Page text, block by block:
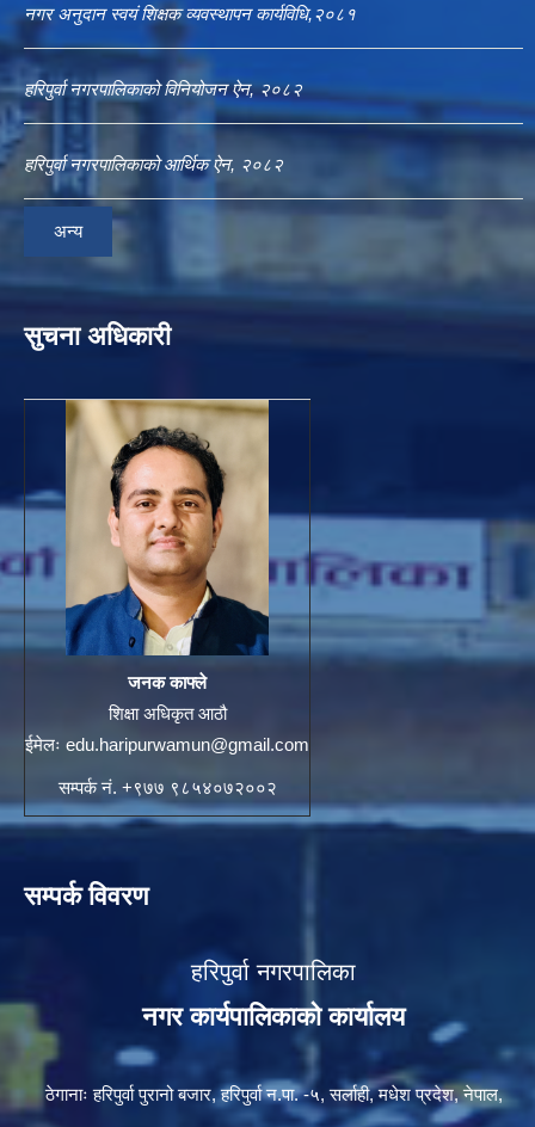
नगर अनुदान स्वयं शिक्षक व्यवस्थापन कार्यविधि,२०८१
हरिपुर्वा नगरपालिकाको विनियोजन ऐन, २०८२
हरिपुर्वा नगरपालिकाको आर्थिक ऐन, २०८२
अन्य
सुचना अधिकारी
जनक काफ्ले
शिक्षा अधिकृत आठौ
ईमेलः edu.haripurwamun@gmail.com
सम्पर्क नं. +९७७ ९८५४०७२००२
सम्पर्क विवरण
हरिपुर्वा नगरपालिका
नगर कार्यपालिकाको कार्यालय
ठेगानाः हरिपुर्वा पुरानो बजार, हरिपुर्वा न.पा. -५, सर्लाही, मधेश प्रदेश, नेपाल,